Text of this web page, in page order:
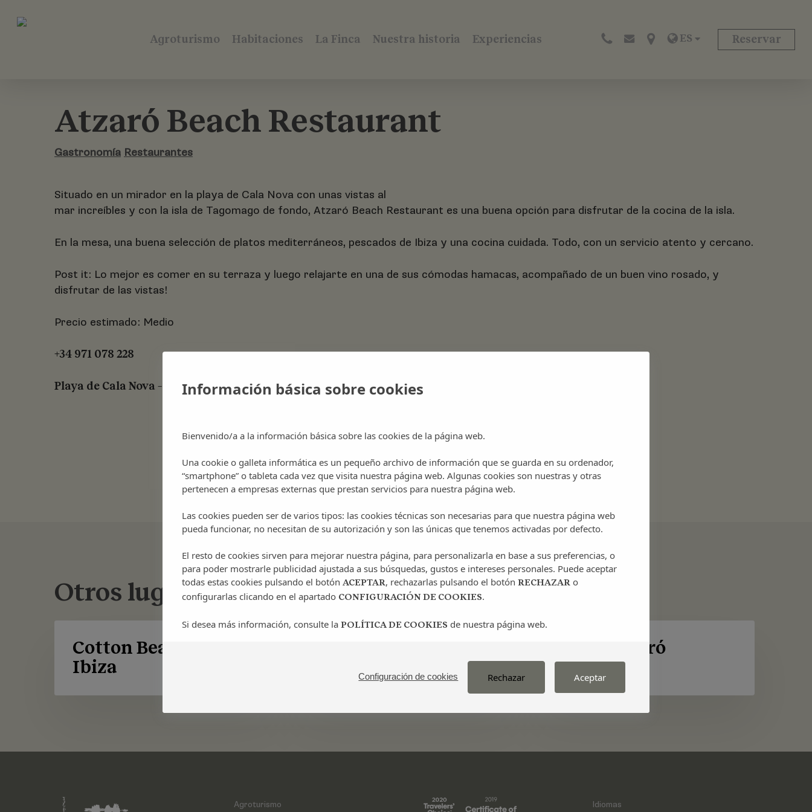
Agroturismo Habitaciones La Finca Nuestra historia Experiencias ES Reservar
Atzaró Beach Restaurant
Gastronomía Restaurantes
Situado en un mirador en la playa de Cala Nova con unas vistas al
mar increíbles y con la isla de Tagomago de fondo, Atzaró Beach Restaurant es una buena opción para disfrutar de la cocina de la isla.
En la mesa, una buena selección de platos mediterráneos, pescados de Ibiza y una cocina cuidada. Todo, con un servicio atento y cercano.
Post it: Lo mejor es comer en su terraza y luego relajarte en una de sus cómodas hamacas, acompañado de un buen vino rosado, y
disfrutar de las vistas!
Precio estimado: Medio
+34 971 078 228
Playa de Cala Nova – Santa Eulàlia des Riu –Atzaró Beach Restaurant
Otros lugares
Beach
Club
Ibiza
Cotton Beach Club
Ibiza
Aubergine
Calma
Calma Bistró
Agroturismo Idiomas
Información básica sobre cookies
Bienvenido/a a la información básica sobre las cookies de la página web.
Una cookie o galleta informática es un pequeño archivo de información que se guarda en su ordenador,
“smartphone” o tableta cada vez que visita nuestra página web. Algunas cookies son nuestras y otras
pertenecen a empresas externas que prestan servicios para nuestra página web.
Las cookies pueden ser de varios tipos: las cookies técnicas son necesarias para que nuestra página web
pueda funcionar, no necesitan de su autorización y son las únicas que tenemos activadas por defecto.
El resto de cookies sirven para mejorar nuestra página, para personalizarla en base a sus preferencias, o
para poder mostrarle publicidad ajustada a sus búsquedas, gustos e intereses personales. Puede aceptar
todas estas cookies pulsando el botón ACEPTAR, rechazarlas pulsando el botón RECHAZAR o
configurarlas clicando en el apartado CONFIGURACIÓN DE COOKIES.
Si desea más información, consulte la POLÍTICA DE COOKIES de nuestra página web.
Configuración de cookies Rechazar Aceptar